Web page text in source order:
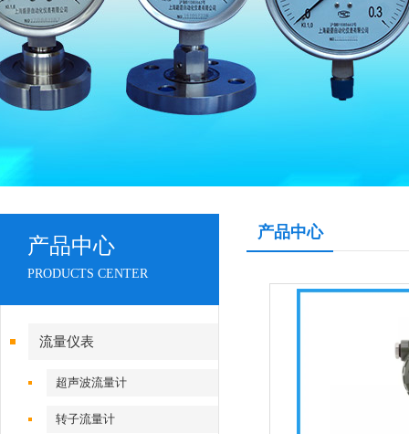
产品中心
PRODUCTS CENTER
流量仪表
超声波流量计
转子流量计
产品中心